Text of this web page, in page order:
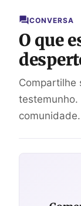
CONVERSA
O que
Compartilhe
testemunho.
comunidade.